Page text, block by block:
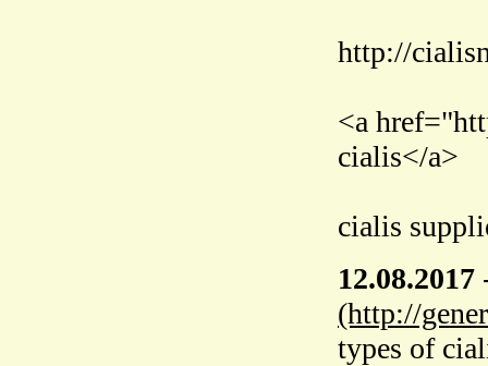
http://
<a
cialis</a>
cialis
12.08.2017
(http://
types of